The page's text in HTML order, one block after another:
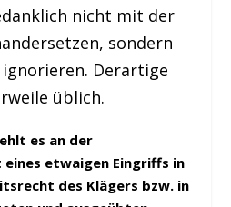
nicht mit der
sondern
Derartige
üblich.
es an der
etwaigen Eingriffs in
des Klägers bzw. in